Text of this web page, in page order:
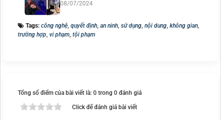
08/07/2024
Tags: công nghệ, quyết định, an ninh, sử dụng, nội dung, không gian,
trường hợp, vi phạm, tội phạm
Tổng số điểm của bài viết là: 0 trong 0 đánh giá
Click để đánh giá bài viết